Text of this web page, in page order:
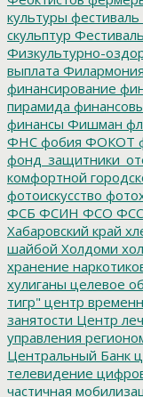
культуры фестиваль
скульптур
Физкультурно-
выплата Филармония
финансирование
пирамида
финансы Фишман
ФНС фобия ФОКОТ
комфортной
фотоискусство
ФСБ ФСИН ФСО ФСС
Хабаровский край
шайбой Холдоми
хранение
хулиганы целевое
тигр" центр
занятости Центр
управления
Центральный Банк
телевидение
частичная